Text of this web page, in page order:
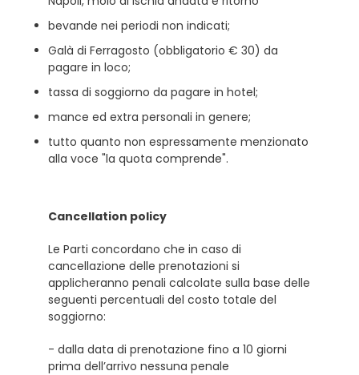
bevande nei periodi non indicati;
Galà di Ferragosto (obbligatorio € 30) da
pagare in loco;
tassa di soggiorno da pagare in hotel;
mance ed extra personali in genere;
tutto quanto non espressamente menzionato
alla voce "la quota comprende".
Cancellation policy
Le Parti concordano che in caso di
cancellazione delle prenotazioni si
applicheranno penali calcolate sulla base delle
seguenti percentuali del costo totale del
soggiorno:
- dalla data di prenotazione fino a 10 giorni
prima dell’arrivo nessuna penale